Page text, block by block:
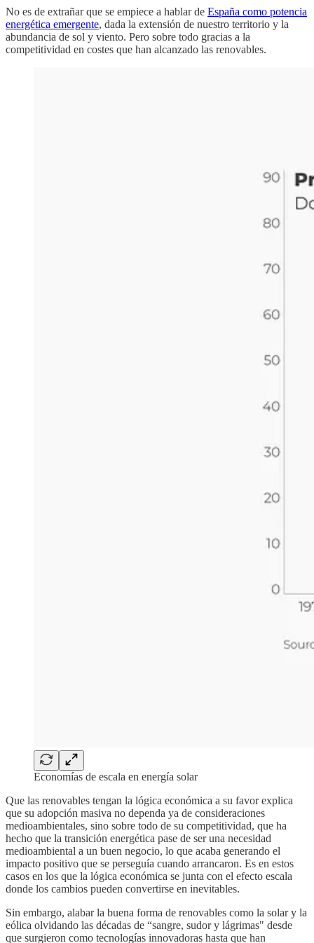
No es de extrañar que se empiece a hablar de España como potencia
energética emergente, dada la extensión de nuestro territorio y la
abundancia de sol y viento. Pero sobre todo gracias a la
competitividad en costes que han alcanzado las renovables.
Economías de escala en energía solar
Que las renovables tengan la lógica económica a su favor explica
que su adopción masiva no dependa ya de consideraciones
medioambientales, sino sobre todo de su competitividad, que ha
hecho que la transición energética pase de ser una necesidad
medioambiental a un buen negocio, lo que acaba generando el
impacto positivo que se perseguía cuando arrancaron. Es en estos
casos en los que la lógica económica se junta con el efecto escala
donde los cambios pueden convertirse en inevitables.
Sin embargo, alabar la buena forma de renovables como la solar y la
eólica olvidando las décadas de “sangre, sudor y lágrimas" desde
que surgieron como tecnologías innovadoras hasta que han